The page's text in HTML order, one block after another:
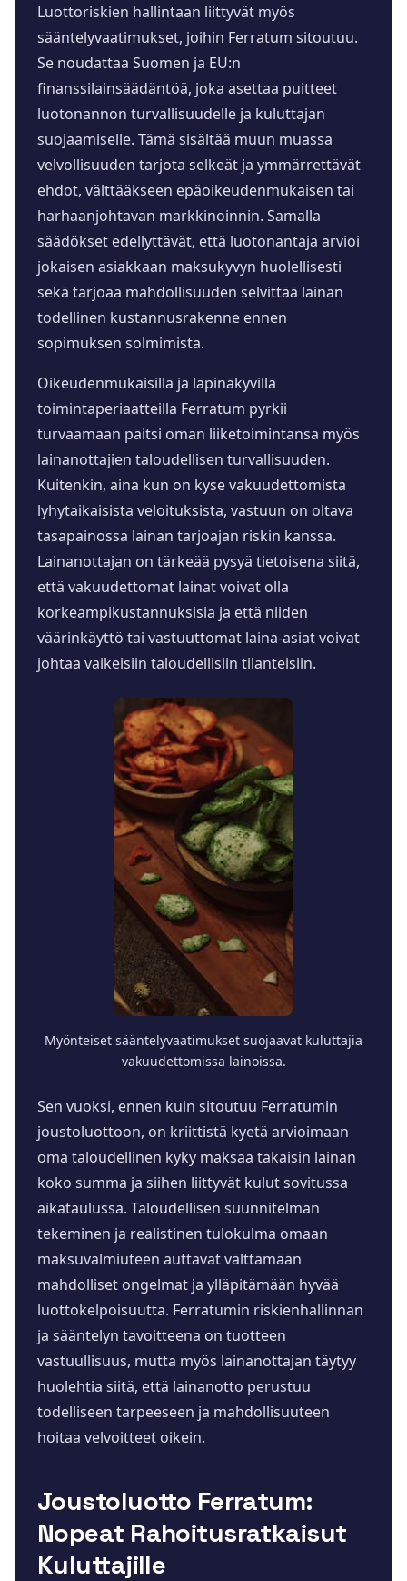
Luottoriskien hallintaan liittyvät myös
sääntelyvaatimukset, joihin Ferratum sitoutuu.
Se noudattaa Suomen ja EU:n
finanssilainsäädäntöä, joka asettaa puitteet
luotonannon turvallisuudelle ja kuluttajan
suojaamiselle. Tämä sisältää muun muassa
velvollisuuden tarjota selkeät ja ymmärrettävät
ehdot, välttääkseen epäoikeudenmukaisen tai
harhaanjohtavan markkinoinnin. Samalla
säädökset edellyttävät, että luotonantaja arvioi
jokaisen asiakkaan maksukyvyn huolellisesti
sekä tarjoaa mahdollisuuden selvittää lainan
todellinen kustannusrakenne ennen
sopimuksen solmimista.
Oikeudenmukaisilla ja läpinäkyvillä
toimintaperiaatteilla Ferratum pyrkii
turvaamaan paitsi oman liiketoimintansa myös
lainanottajien taloudellisen turvallisuuden.
Kuitenkin, aina kun on kyse vakuudettomista
lyhytaikaisista veloituksista, vastuun on oltava
tasapainossa lainan tarjoajan riskin kanssa.
Lainanottajan on tärkeää pysyä tietoisena siitä,
että vakuudettomat lainat voivat olla
korkeampikustannuksisia ja että niiden
väärinkäyttö tai vastuuttomat laina-asiat voivat
johtaa vaikeisiin taloudellisiin tilanteisiin.
Myönteiset sääntelyvaatimukset suojaavat kuluttajia
vakuudettomissa lainoissa.
Sen vuoksi, ennen kuin sitoutuu Ferratumin
joustoluottoon, on kriittistä kyetä arvioimaan
oma taloudellinen kyky maksaa takaisin lainan
koko summa ja siihen liittyvät kulut sovitussa
aikataulussa. Taloudellisen suunnitelman
tekeminen ja realistinen tulokulma omaan
maksuvalmiuteen auttavat välttämään
mahdolliset ongelmat ja ylläpitämään hyvää
luottokelpoisuutta. Ferratumin riskienhallinnan
ja sääntelyn tavoitteena on tuotteen
vastuullisuus, mutta myös lainanottajan täytyy
huolehtia siitä, että lainanotto perustuu
todelliseen tarpeeseen ja mahdollisuuteen
hoitaa velvoitteet oikein.
Joustoluotto Ferratum:
Nopeat Rahoitusratkaisut
Kuluttajille